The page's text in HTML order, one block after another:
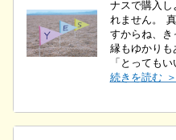
ナスで購入し
れません。
すからね、
縁もゆかり
「とっても
続きを読む ＞